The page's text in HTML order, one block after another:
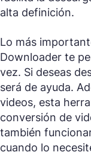
alta definición.
Lo más
Downloader te
vez. Si deseas
será de ayuda.
videos, esta
conversión de
también
cuando lo